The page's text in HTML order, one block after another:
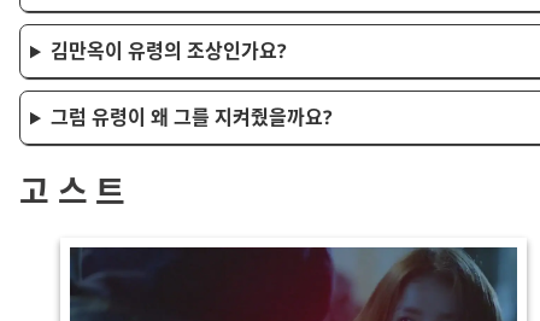
김만옥이 유령의 조상인가요?
그럼 유령이 왜 그를 지켜줬을까요?
고스트